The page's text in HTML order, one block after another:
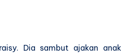
Dia sambut ajakan